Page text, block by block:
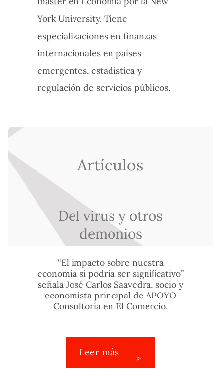
York University. Tiene
especializaciones en finanzas
internacionales en países
emergentes, estadística y
regulación de servicios públicos.
Artículos
Del virus y otros
demonios
“El impacto sobre nuestra
economía sí podría ser signiﬁcativo”
señala José Carlos Saavedra, socio y
economista principal de APOYO
Consultoría en El Comercio.
Leer más